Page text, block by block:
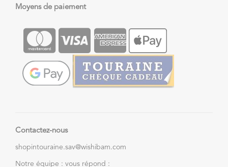
Moyens de paiement
Contactez-nous
shopintouraine.sav@wishibam.com
Notre équipe : vous répond :